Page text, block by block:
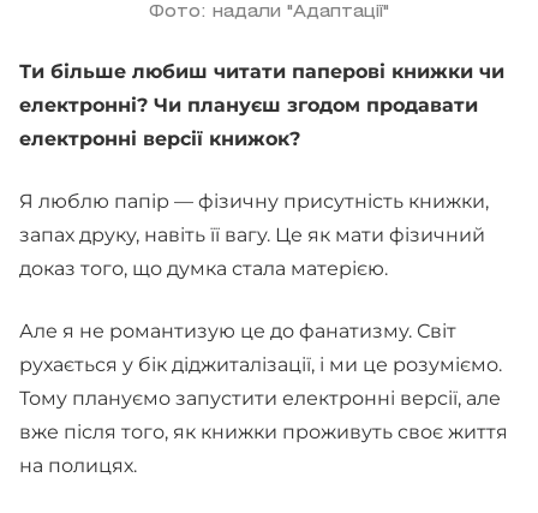
Фото: надали "Адаптації"
Ти більше любиш читати паперові книжки чи
електронні? Чи плануєш згодом продавати
електронні версії книжок?
Я люблю папір — фізичну присутність книжки,
запах друку, навіть її вагу. Це як мати фізичний
доказ того, що думка стала матерією.
Але я не романтизую це до фанатизму. Світ
рухається у бік діджиталізації, і ми це розуміємо.
Тому плануємо запустити електронні версії, але
вже після того, як книжки проживуть своє життя
на полицях.